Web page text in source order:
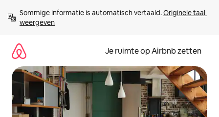
direct
naar
Sommige informatie is automatisch vertaald. Originele taal
weergeven
Je ruimte op Airbnb zetten